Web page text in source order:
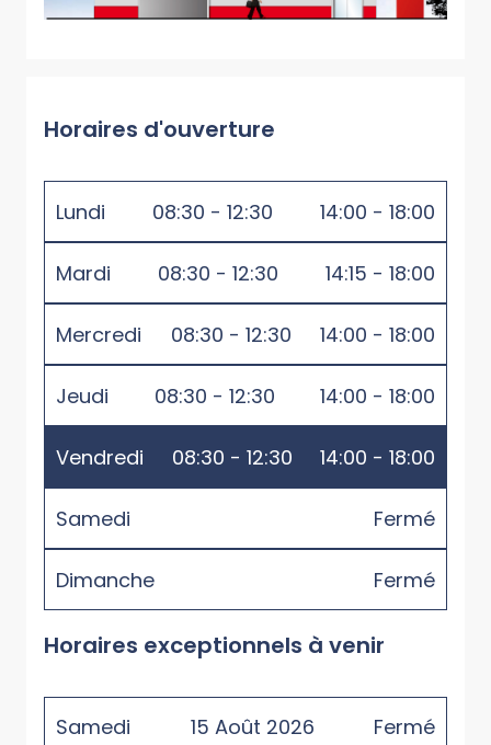
Horaires d'ouverture
Lundi 08:30 - 12:30 14:00 - 18:00
Mardi 08:30 - 12:30 14:15 - 18:00
Mercredi 08:30 - 12:30 14:00 - 18:00
Jeudi 08:30 - 12:30 14:00 - 18:00
Vendredi 08:30 - 12:30 14:00 - 18:00
Samedi Fermé
Dimanche Fermé
Horaires exceptionnels à venir
Samedi 15 Août 2026 Fermé